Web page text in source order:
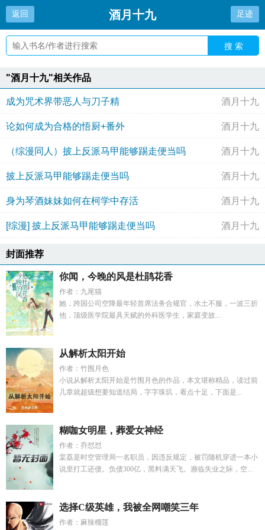
返回 酒月十九 足迹
搜 索
"酒月十九"相关作品
成为咒术界带恶人与刀子精 酒月十九
论如何成为合格的悟厨+番外 酒月十九
（综漫同人）披上反派马甲能够踢走便当吗 酒月十九
披上反派马甲能够踢走便当吗 酒月十九
身为琴酒妹妹如何在柯学中存活 酒月十九
[综漫] 披上反派马甲能够踢走便当吗 酒月十九
封面推荐
你闻，今晚的风是杜鹃花香
作者：九尾猫
她，跨国公司空降最年轻首席法务合规官，水土不服，一波三折
他，顶级医学院最具天赋的外科医学生，家庭变故...
从解析太阳开始
作者：竹围月色
小说从解析太阳开始是竹围月色的作品，本文堪称精品，读过前
几章就超级想要知道结局，字字珠玑，看点十足，下面是...
糊咖女明星，葬爱女神经
作者：乔怼怼
棠荔是时空管理局一名职员，因违反规定，被罚随机穿进一本小
说里打工还债。负债300亿，黑料满天飞。濒临失业之际，空...
选择C级英雄，我被全网嘲笑三年
作者：麻辣榴莲